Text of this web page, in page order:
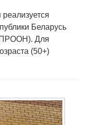
Беларусь
Для
(50+)